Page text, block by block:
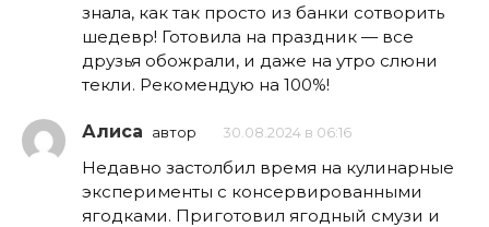
знала, как так просто из банки сотворить
шедевр! Готовила на праздник — все
друзья обожрали, и даже на утро слюни
текли. Рекомендую на 100%!
Алиса автор 30.08.2024 в 06:16
Недавно застолбил время на кулинарные
эксперименты с консервированными
ягодками. Приготовил ягодный смузи и